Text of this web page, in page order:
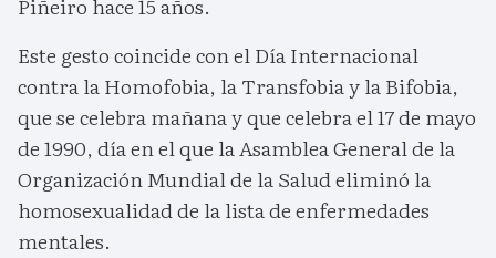
Piñeiro hace 15 años.
Este gesto coincide con el Día Internacional
contra la Homofobia, la Transfobia y la Bifobia,
que se celebra mañana y que celebra el 17 de mayo
de 1990, día en el que la Asamblea General de la
Organización Mundial de la Salud eliminó la
homosexualidad de la lista de enfermedades
mentales.